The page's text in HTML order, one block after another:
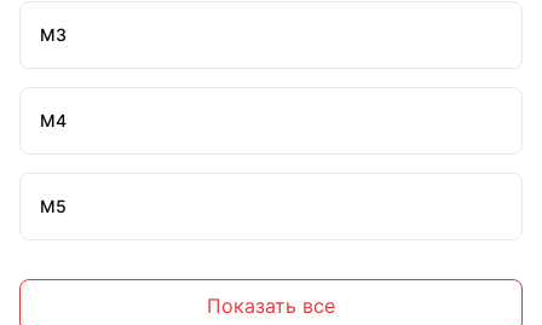
М3
М4
М5
Показать все